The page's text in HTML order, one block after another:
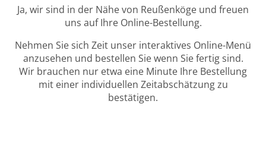
Ja, wir sind in der Nähe von Reußenköge und freuen
uns auf Ihre Online-Bestellung.
Nehmen Sie sich Zeit unser interaktives Online-Menü
anzusehen und bestellen Sie wenn Sie fertig sind.
Wir brauchen nur etwa eine Minute Ihre Bestellung
mit einer individuellen Zeitabschätzung zu
bestätigen.